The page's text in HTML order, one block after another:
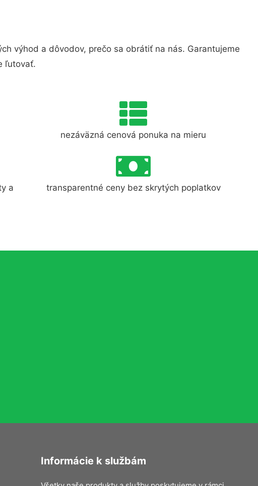
výhod a dôvodov, prečo sa obrátiť na nás. Garantujeme
ľutovať.
nezáväzná cenová ponuka na mieru
a
transparentné ceny bez skrytých poplatkov
Informácie k službám